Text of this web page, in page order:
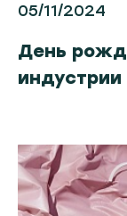
05/11/2024
День